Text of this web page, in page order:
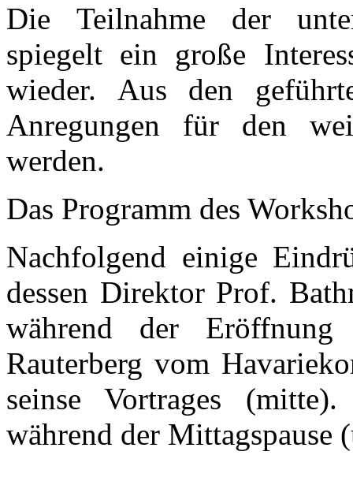
Die Teilnahme der
spiegelt ein große
wieder. Aus den
Anregungen für den
werden.
Das Programm des
Nachfolgend einige
dessen Direktor Prof.
während der
Rauterberg vom
seinse Vortrages (mitte).
während der Mittagspause